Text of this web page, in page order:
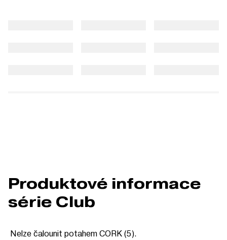
Produktové informace
série Club
Nelze čalounit potahem CORK (5).